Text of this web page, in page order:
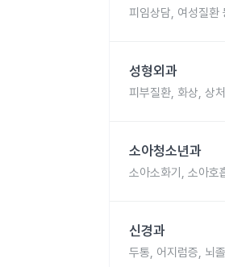
피임상담, 여성질환
성형외과
피부질환, 화상, 상
소아청소년과
소아소화기, 소아호
신경과
두통, 어지럼증, 뇌